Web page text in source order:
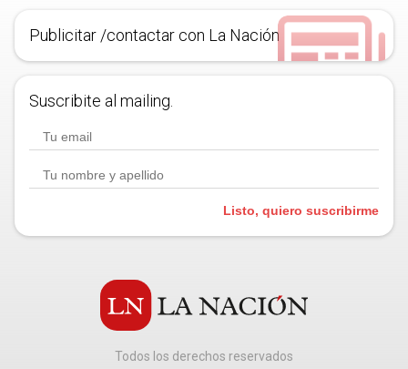
Publicitar /contactar con La Nación
Suscribite al mailing.
Listo, quiero suscribirme
Todos los derechos reservados